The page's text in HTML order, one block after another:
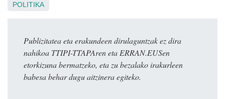
POLITIKA
Publizitatea eta erakundeen dirulaguntzak ez dira
nahikoa TTIPI-TTAPAren eta ERRAN.EUSen
etorkizuna bermatzeko, eta zu bezalako irakurleen
babesa behar dugu aitzinera egiteko.